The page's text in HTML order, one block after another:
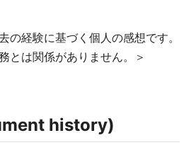
の経験に基づく個人の感想です。
とは関係がありません。＞
history)